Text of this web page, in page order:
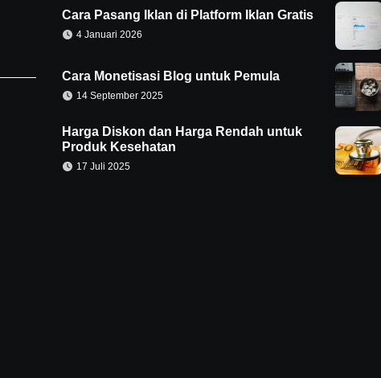
Cara Pasang Iklan di Platform Iklan Gratis
4 Januari 2026
Cara Monetisasi Blog untuk Pemula
14 September 2025
Harga Diskon dan Harga Rendah untuk
Produk Kesehatan
17 Juli 2025